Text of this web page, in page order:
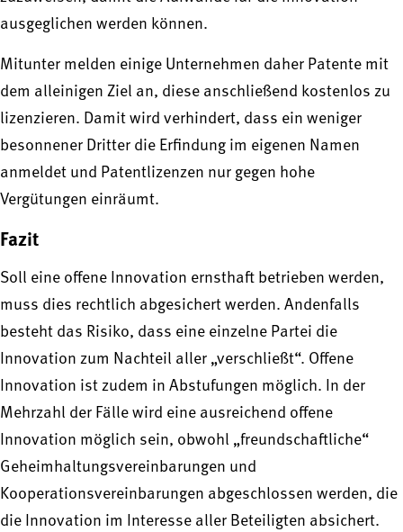
ausgeglichen werden können.
Mitunter melden einige Unternehmen daher Patente mit
dem alleinigen Ziel an, diese anschließend kostenlos zu
lizenzieren. Damit wird verhindert, dass ein weniger
besonnener Dritter die Erfindung im eigenen Namen
anmeldet und Patentlizenzen nur gegen hohe
Vergütungen einräumt.
Fazit
Soll eine offene Innovation ernsthaft betrieben werden,
muss dies rechtlich abgesichert werden. Andenfalls
besteht das Risiko, dass eine einzelne Partei die
Innovation zum Nachteil aller „verschließt“. Offene
Innovation ist zudem in Abstufungen möglich. In der
Mehrzahl der Fälle wird eine ausreichend offene
Innovation möglich sein, obwohl „freundschaftliche“
Geheimhaltungsvereinbarungen und
Kooperationsvereinbarungen abgeschlossen werden, die
die Innovation im Interesse aller Beteiligten absichert.